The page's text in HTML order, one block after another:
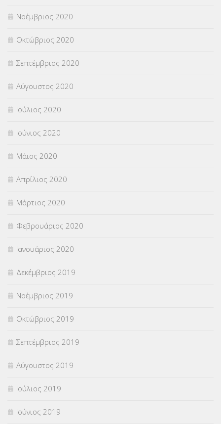
Νοέμβριος 2020
Οκτώβριος 2020
Σεπτέμβριος 2020
Αύγουστος 2020
Ιούλιος 2020
Ιούνιος 2020
Μάιος 2020
Απρίλιος 2020
Μάρτιος 2020
Φεβρουάριος 2020
Ιανουάριος 2020
Δεκέμβριος 2019
Νοέμβριος 2019
Οκτώβριος 2019
Σεπτέμβριος 2019
Αύγουστος 2019
Ιούλιος 2019
Ιούνιος 2019